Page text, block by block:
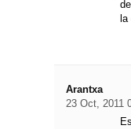
Arantxa
23 Oct, 2011